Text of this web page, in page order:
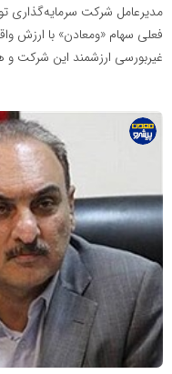
مدیرعامل شرکت سرمایه‌گذاری
فعلی سهام «ومعادن» با ارزش
غیربورسی ارزشمند این شرکت و
رسانی
معدن
پیشرو